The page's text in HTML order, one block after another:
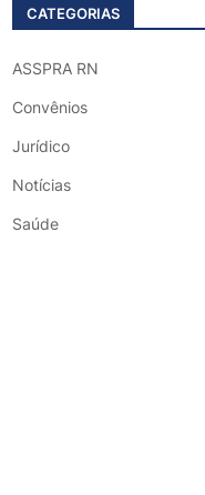
CATEGORIAS
ASSPRA RN
Convênios
Jurídico
Notícias
Saúde